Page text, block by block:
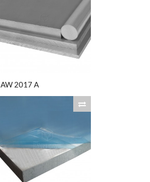
AW 2017 A